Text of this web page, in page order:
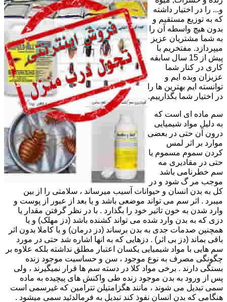
و... را در اختیار داشته
که به توزیع مستقیم و
بدون هیچ واسطه آن را
به شما مشتریان عزیز
میپردازد. مفتخریم با
پیش از 15 سال سابقه
کاری در کنار شما
عزیزان وبده ایم و
توانسته ایم بهترین ها را
در اختیار شما بگذارییم.
سم ماده ای است که
به دلیل مواد شیمیایی
درون آن حتی در بعضی
موارد بر اثر لمس
کردن سموم مسموم یا
حتی در مقادیری مه
سم خطرنامی باشد
موجب مر گ شود و در
کل به بدن انسان و حیوانات آسیب میرساند ، سلامتی را از بین
میبرد . اثر سم می تواند موضعی باشد و یا بعد از عبور از پوست و
وارد شدن به خون تاثیر خود را بگذارد . با در نظر گرفتن مقدار یا
دزی که به بدن وارد شده می تواند کشنده باشد (دز مهلک) و یا
همچنین صدمات جدی به بدن برساند (دز درمان) و یا کاملا بدون اثر
باقی بماند (دز بی اثر) . دزهایی که به انها اشاره شد حتی در مورد
سم هایی با مواد شیمیایی یکسان اعتبار مطلق نداشته بلکه علاوه بر
چگونگی مصرف به نوع موجود ، سن و حساسیت موجود زنده
بستگی دارند . برخی مواد کلا در دسته سم ها قرار نمیگیرند ، ولی
پس از ورود به بدن موجود زنده طی واکنش های پیچیده به ماده
سمی تبدیل می شوند ، مانند هگزامتیلن تترامین که غیرسمی است
هنگامی که بدن انسان نفوذ کند تبدیل به فرمالدئید سمی میشود .